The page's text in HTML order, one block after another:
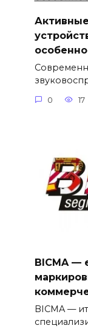
0 17
BICMA —
BICMA —